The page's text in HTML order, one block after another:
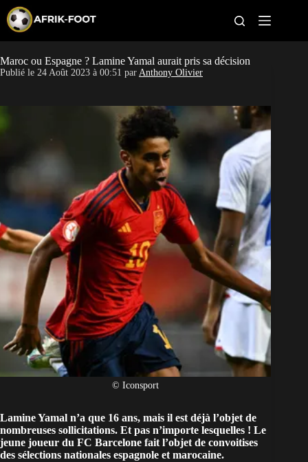
p
t
o
c
n
e
CAN féminine
Clubs
Classement
Paris sportifs
Maroc ou Espagne ? Lamine Yamal aurait pris sa décision
Publié le 24 Août 2023 à 00:51 par Anthony Olivier
© Iconsport
Lamine Yamal n’a que 16 ans, mais il est déjà l’objet de
nombreuses sollicitations. Et pas n’importe lesquelles ! Le
jeune joueur du FC Barcelone fait l’objet de convoitises
des sélections nationales espagnole et marocaine.